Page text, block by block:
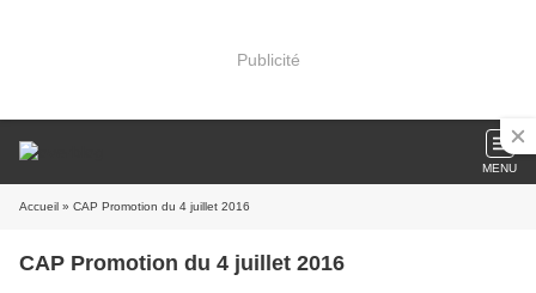
Publicité
MENU
Accueil » CAP Promotion du 4 juillet 2016
CAP Promotion du 4 juillet 2016